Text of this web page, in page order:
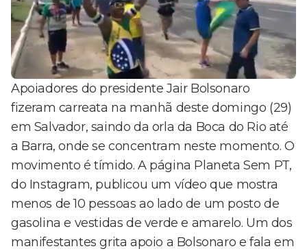
Apoiadores do presidente Jair Bolsonaro
fizeram carreata na manhã deste domingo (29)
em Salvador, saindo da orla da Boca do Rio até
a Barra, onde se concentram neste momento. O
movimento é tímido. A página Planeta Sem PT,
do Instagram, publicou um vídeo que mostra
menos de 10 pessoas ao lado de um posto de
gasolina e vestidas de verde e amarelo. Um dos
manifestantes grita apoio a Bolsonaro e fala em